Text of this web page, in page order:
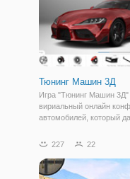
Тюнинг Машин 3Д
Игра "Тюнинг Машин 3Д"
вириальный онлайн
автомобилей, который
вид машины от А до Я.
модели легковых машин
Для того чтобы
227 22